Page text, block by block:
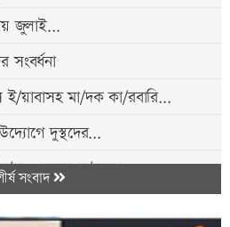
জুলাই...
সংবর্ধনা
য়াবাসহ মা/দক কা/রবারি...
দুস্থদের...
ত ৯ জনের ম/রদেহ...
সংবাদ